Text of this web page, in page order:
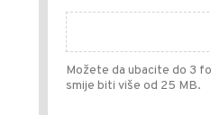
Možete da ubacite do 3
smije biti više od 25 MB.